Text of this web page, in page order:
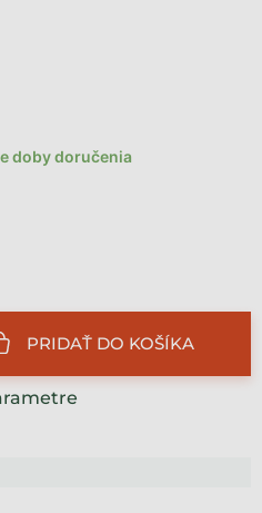
doby doručenia
PRIDAŤ DO KOŠÍKA